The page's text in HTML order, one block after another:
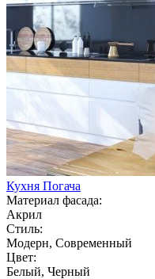
Кухня Погача
Материал фасада:
Акрил
Стиль:
Модерн, Современный
Цвет:
Белый, Черный